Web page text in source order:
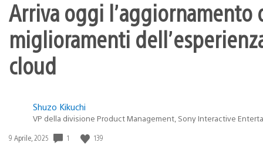
Arriva oggi l’aggiornamento
miglioramenti
cloud
Shuzo Kikuchi
VP della divisione Product Management, Sony Interactive
Data
9 Aprile, 2025 1 139